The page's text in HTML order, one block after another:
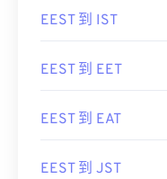
EEST 到 IST
EEST 到 EET
EEST 到 EAT
EEST 到 JST